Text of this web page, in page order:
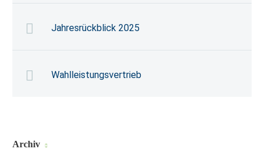
Jahresrückblick 2025
Wahlleistungsvertrieb
Archiv